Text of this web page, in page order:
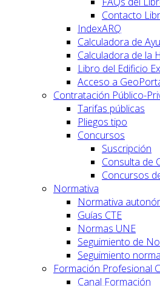
Contacto
IndexARQ
Calculadora de
Calculadora de la
Libro del Edificio
Acceso a
Contratación Público-
Tarifas públicas
Pliegos tipo
Concursos
Suscripción
Consulta de
Concursos
Normativa
Normativa
Guías CTE
Normas UNE
Seguimiento de
Seguimiento
Formación Profesional
Canal Formación